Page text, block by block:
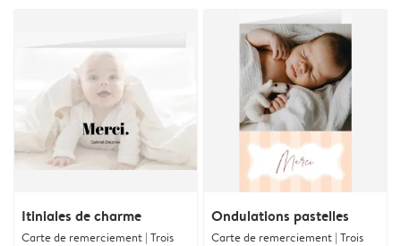
Itiniales de charme
Carte de remerciement | Trois
Ondulations pastelles
Carte de remerciement | Trois